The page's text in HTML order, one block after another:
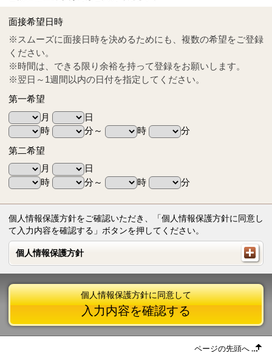
Tel
0570-55-0314
面接希望日時
※スムーズに面接日時を決めるためにも、複数の希望をご登録
ください。
※時間は、できる限り余裕を持って登録をお願いします。
※翌日～1週間以内の日付を指定してください。
第一希望
月
日
時
分～ 時
分
第二希望
月
日
時
分～ 時 分
個人情報保護方針をご確認いただき、「個人情報保護方針に同意し
て入力内容を確認する」ボタンを押してください。
個人情報保護方針
個人情報保護方針
個人情報保護方針に同意して
入力内容を確認する
ページの先頭へ